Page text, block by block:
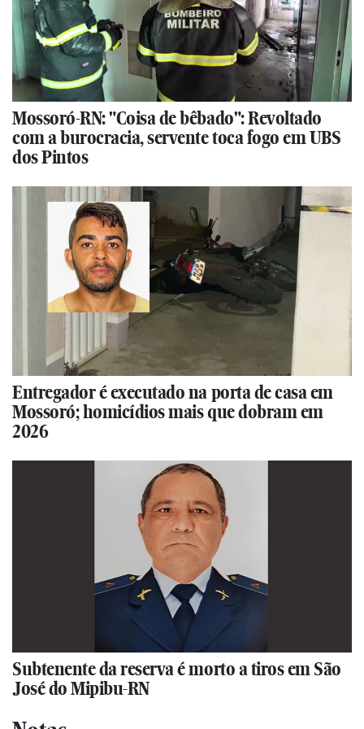
Mossoró-RN: "Coisa de bêbado": Revoltado
com a burocracia, servente toca fogo em UBS
dos Pintos
Entregador é executado na porta de casa em
Mossoró; homicídios mais que dobram em
2026
Subtenente da reserva é morto a tiros em São
José do Mipibu-RN